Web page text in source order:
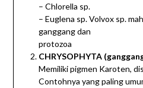
– Chlorella sp.
– Euglena sp. Volvox sp.
ganggang dan
protozoa
CHRYSOPHYTA
Memiliki pigmen Karoten,
Contohnya yang paling